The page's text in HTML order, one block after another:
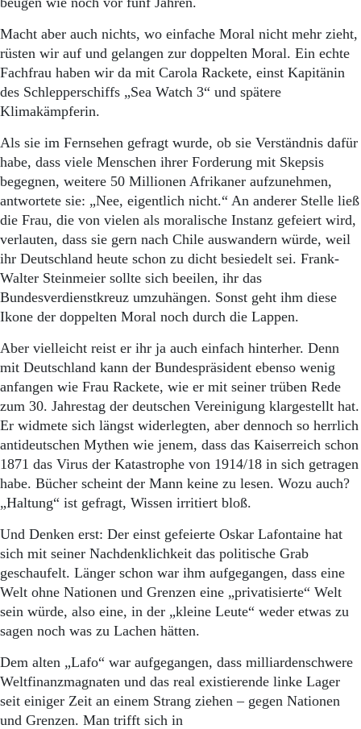
Macht aber auch nichts, wo einfache Moral nicht mehr zieht,
rüsten wir auf und gelangen zur doppelten Moral. Ein echte
Fachfrau haben wir da mit Carola Rackete, einst Kapitänin
des Schlepperschiffs „Sea Watch 3“ und spätere
Klimakämpferin.
Als sie im Fernsehen gefragt wurde, ob sie Verständnis dafür
habe, dass viele Menschen ihrer Forderung mit Skepsis
begegnen, weitere 50 Millionen Afrikaner aufzunehmen,
antwortete sie: „Nee, eigentlich nicht.“ An anderer Stelle ließ
die Frau, die von vielen als moralische Instanz gefeiert wird,
verlauten, dass sie gern nach Chile auswandern würde, weil
ihr Deutschland heute schon zu dicht besiedelt sei. Frank-
Walter Steinmeier sollte sich beeilen, ihr das
Bundesverdienstkreuz umzuhängen. Sonst geht ihm diese
Ikone der doppelten Moral noch durch die Lappen.
Aber vielleicht reist er ihr ja auch einfach hinterher. Denn
mit Deutschland kann der Bundespräsident ebenso wenig
anfangen wie Frau Rackete, wie er mit seiner trüben Rede
zum 30. Jahrestag der deutschen Vereinigung klargestellt hat.
Er widmete sich längst widerlegten, aber dennoch so herrlich
antideutschen Mythen wie jenem, dass das Kaiserreich schon
1871 das Virus der Katastrophe von 1914/18 in sich getragen
habe. Bücher scheint der Mann keine zu lesen. Wozu auch?
„Haltung“ ist gefragt, Wissen irritiert bloß.
Und Denken erst: Der einst gefeierte Oskar Lafontaine hat
sich mit seiner Nachdenklichkeit das politische Grab
geschaufelt. Länger schon war ihm aufgegangen, dass eine
Welt ohne Nationen und Grenzen eine „privatisierte“ Welt
sein würde, also eine, in der „kleine Leute“ weder etwas zu
sagen noch was zu Lachen hätten.
Dem alten „Lafo“ war aufgegangen, dass milliardenschwere
Weltfinanzmagnaten und das real existierende linke Lager
seit einiger Zeit an einem Strang ziehen – gegen Nationen
und Grenzen. Man trifft sich in